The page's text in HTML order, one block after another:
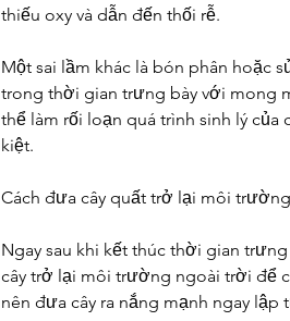
thiếu oxy và dẫn đến thối rễ.
Một sai lầm khác là bón phân hoặc
trong thời gian trưng bày với mong
thể làm rối loạn quá trình sinh lý của
kiệt.
Cách đưa cây quất trở lại môi
Ngay sau khi kết thúc thời gian
cây trở lại môi trường ngoài trời để
nên đưa cây ra nắng mạnh ngay lập